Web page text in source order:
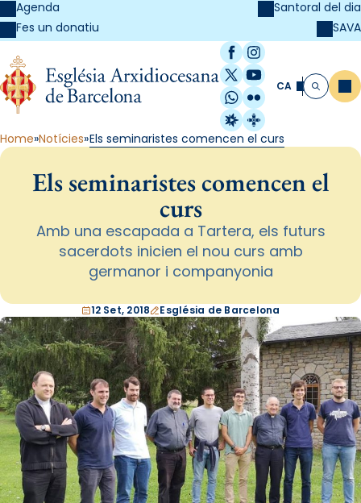
Agenda
Fes un donatiu
Santoral del dia
SAVA
Facebook
Instagram
X / Twitter
YouTube
WhatsApp
Flickr
Radio Estel
Catalunya
CA Cerca
Home Notícies Els seminaristes comencen el curs
Els seminaristes comencen el
curs
Amb una escapada a Tartera, els futurs
sacerdots inicien el nou curs amb
germanor i companyonia
12 Set, 2018 Església de Barcelona